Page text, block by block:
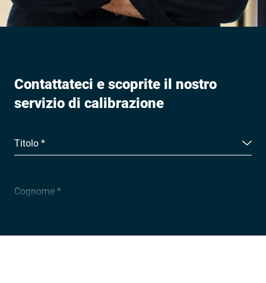
Contattateci e scoprite il nostro
servizio di calibrazione
Titolo *
Cognome *
Ragione sociale *